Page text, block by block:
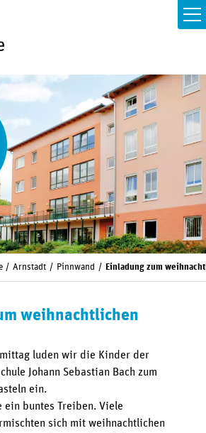
Arnstadt Pinnwand Einladung zum
weihnachtlichen
luden wir die Kinder der
Johann Sebastian Bach zum
ein.
ein buntes Treiben. Viele
sich mit weihnachtlichen